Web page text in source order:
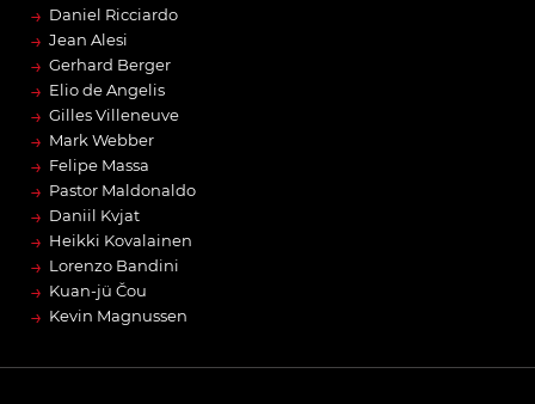
→ Daniel Ricciardo
→ Jean Alesi
→ Gerhard Berger
→ Elio de Angelis
→ Gilles Villeneuve
→ Mark Webber
→ Felipe Massa
→ Pastor Maldonaldo
→ Daniil Kvjat
→ Heikki Kovalainen
→ Lorenzo Bandini
→ Kuan-jü Čou
→ Kevin Magnussen